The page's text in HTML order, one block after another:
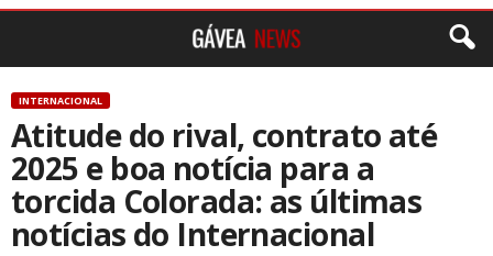
INTERNACIONAL
Atitude do rival, contrato até
2025 e boa notícia para a
torcida Colorada: as últimas
notícias do Internacional